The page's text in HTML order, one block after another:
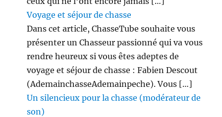
Voyage et séjour de chasse
Dans cet article, ChasseTube souhaite vous
présenter un Chasseur passionné qui va vous
rendre heureux si vous êtes adeptes de
voyage et séjour de chasse : Fabien Descout
(AdemainchasseAdemainpeche). Vous […]
Un silencieux pour la chasse (modérateur de
son)